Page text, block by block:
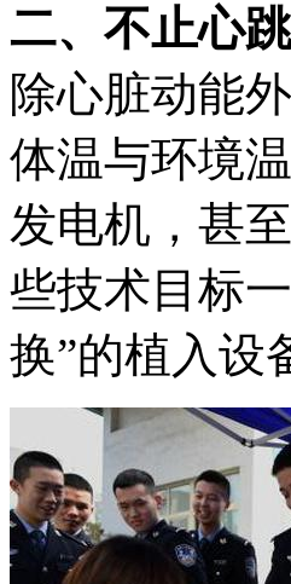
二、不止心
除心脏动能
体温与环境
发电机，甚
些技术目标
换”的植入设